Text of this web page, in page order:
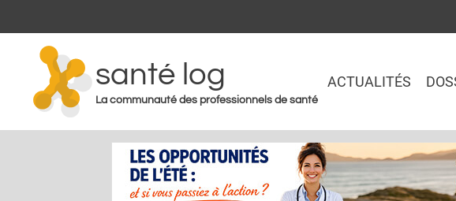
santé log
La communauté des professionnels de santé
ACTUALITÉS